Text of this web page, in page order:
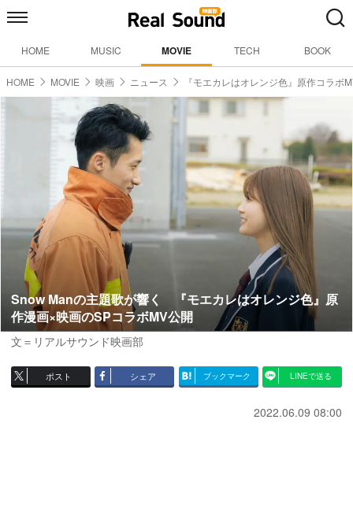
HOME MUSIC MOVIE TECH BOOK
HOME MOVIE 映画 ニュース 『モエカレはオレンジ色』原作コラボ
Snow Manの主題歌が響く 『モエカレはオレンジ色』原
作漫画×映画のSPコラボMV公開
文＝リアルサウンド映画部
ポスト シェア ブックマーク LINEで送る
2022.06.09 08:00